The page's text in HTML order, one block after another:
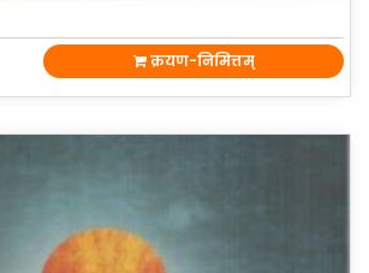
क्रयण-निमित्तम्